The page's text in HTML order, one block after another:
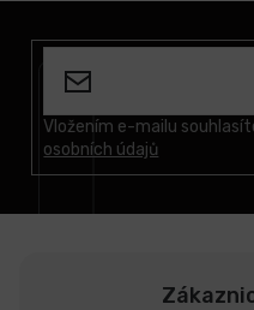
Vložením e-mailu
osobních údajů